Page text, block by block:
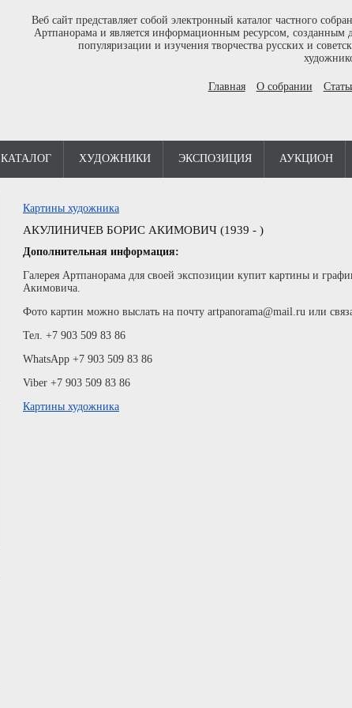
Веб сайт представляет собой электронный каталог частного
Артпанорама и является информационным ресурсом, созданным
популяризации и изучения творчества русских и
Главная О собрании
КАТАЛОГ ХУДОЖНИКИ ЭКСПОЗИЦИЯ АУКЦИОН
Картины художника
АКУЛИНИЧЕВ БОРИС АКИМОВИЧ (1939 - )
Дополнительная информация:
Галерея Артпанорама для своей экспозиции купит картины и
Акимовича.
Фото картин можно выслать на почту artpanorama@mail.ru или
Тел. +7 903 509 83 86
WhatsApp +7 903 509 83 86
Viber +7 903 509 83 86
Картины художника